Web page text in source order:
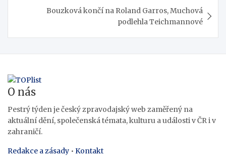
Bouzková končí na Roland Garros, Muchová
podlehla Teichmannové
O nás
Pestrý týden je český zpravodajský web zaměřený na
aktuální dění, společenská témata, kulturu a události v ČR i v
zahraničí.
Redakce a zásady • Kontakt